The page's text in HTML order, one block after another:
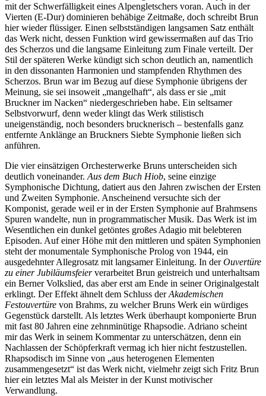
mit der Schwerfälligkeit eines Alpengletschers voran. Auch in der
Vierten (E-Dur) dominieren behäbige Zeitmaße, doch schreibt Brun
hier wieder flüssiger. Einen selbstständigen langsamen Satz enthält
das Werk nicht, dessen Funktion wird gewissermaßen auf das Trio
des Scherzos und die langsame Einleitung zum Finale verteilt. Der
Stil der späteren Werke kündigt sich schon deutlich an, namentlich
in den dissonanten Harmonien und stampfenden Rhythmen des
Scherzos. Brun war im Bezug auf diese Symphonie übrigens der
Meinung, sie sei insoweit „mangelhaft“, als dass er sie „mit
Bruckner im Nacken“ niedergeschrieben habe. Ein seltsamer
Selbstvorwurf, denn weder klingt das Werk stilistisch
uneigenständig, noch besonders brucknerisch – bestenfalls ganz
entfernte Anklänge an Bruckners Siebte Symphonie ließen sich
anführen.
Die vier einsätzigen Orchesterwerke Bruns unterscheiden sich
deutlich voneinander. Aus dem Buch Hiob, seine einzige
Symphonische Dichtung, datiert aus den Jahren zwischen der Ersten
und Zweiten Symphonie. Anscheinend versuchte sich der
Komponist, gerade weil er in der Ersten Symphonie auf Brahmsens
Spuren wandelte, nun in programmatischer Musik. Das Werk ist im
Wesentlichen ein dunkel getöntes großes Adagio mit belebteren
Episoden. Auf einer Höhe mit den mittleren und späten Symphonien
steht der monumentale Symphonische Prolog von 1944, ein
ausgedehnter Allegrosatz mit langsamer Einleitung. In derOuvertüre
zu einer Jubiläumsfeierverarbeitet Brun geistreich und unterhaltsam
ein Berner Volkslied, das aber erst am Ende in seiner Originalgestalt
erklingt. Der Effekt ähnelt dem Schluss derAkademischen
Festouvertüre von Brahms, zu welcher Bruns Werk ein würdiges
Gegenstück darstellt. Als letztes Werk überhaupt komponierte Brun
mit fast 80 Jahren eine zehnminütige Rhapsodie. Adriano scheint
mir das Werk in seinem Kommentar zu unterschätzen, denn ein
Nachlassen der Schöpferkraft vermag ich hier nicht festzustellen.
Rhapsodisch im Sinne von „aus heterogenen Elementen
zusammengesetzt“ ist das Werk nicht, vielmehr zeigt sich Fritz Brun
hier ein letztes Mal als Meister in der Kunst motivischer
Verwandlung.